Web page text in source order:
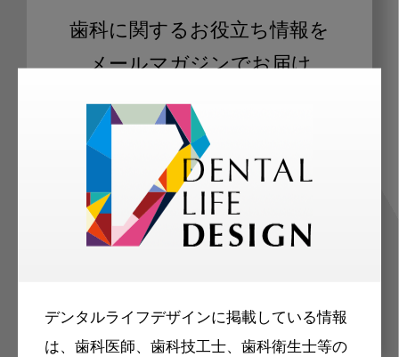
デンタルライフデザインに掲載している情報
は、歯科医師、歯科技工士、歯科衛生士等の
歯科に関するお役立ち情報を
メールマガジンでお届け
ご登録いただいた職種（歯科医師、歯
科衛生士、歯科技工士）に合わせた内
容のメールマガジンをお届けします。